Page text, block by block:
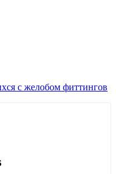
с желобом фиттингов